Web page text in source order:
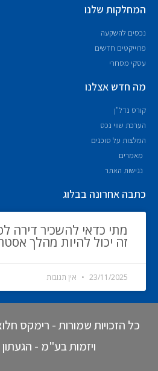
המחלקות שלנו
נכסים להשקעה
פרוייקטים חדשים
עסקי מסחרי
מה חדש אצלנו
קורס נדל"ן
הערכת שווי נכס
המלצות על סוכנים
מאמרים
נגישות האתר
כתבה אחרונה בבלוג
מתי כדאי להשכיר דירה
זה יכול להיות מהלך
23/11/2025 אין תגובות
כל הזכויות שמורות - רימקס
ויזמות בע"מ - הגעתון 40/2 נהריה